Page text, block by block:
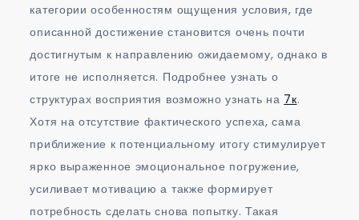
категории особенностям ощущения условия, где
описанной достижение становится очень почти
достигнутым к направлению ожидаемому, однако в
итоге не исполняется. Подробнее узнать о
структурах восприятия возможно узнать на 7к.
Хотя на отсутствие фактического успеха, сама
приближение к потенциальному итогу стимулирует
ярко выраженное эмоциональное погружение,
усиливает мотивацию а также формирует
потребность сделать снова попытку. Такая